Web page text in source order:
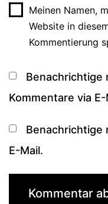
Meinen Namen,
Website in
Kommentierung
Benachrichtige
Kommentare via E-
Benachrichtige
E-Mail.